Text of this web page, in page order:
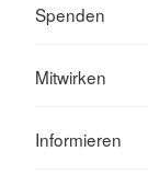
Spenden
Mitwirken
Informieren